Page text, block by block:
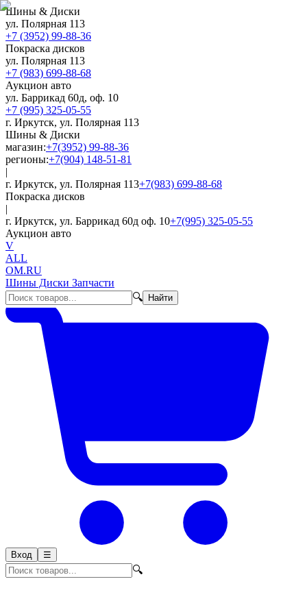
Шины & Диски
ул. Полярная 113
+7 (3952) 99-88-36
Покраска дисков
ул. Полярная 113
+7 (983) 699-88-68
Аукцион авто
ул. Баррикад 60д, оф. 10
+7 (995) 325-05-55
г. Иркутск, ул. Полярная 113
Шины & Диски
магазин:+7(3952) 99-88-36
регионы:+7(904) 148-51-81
|
г. Иркутск, ул. Полярная 113+7(983) 699-88-68
Покраска дисков
|
г. Иркутск, ул. Баррикад 60д оф. 10+7(995) 325-05-55
Аукцион авто
V
ALL
OM.RU
Шины Диски Запчасти
🔍
Найти
Вход ☰
🔍